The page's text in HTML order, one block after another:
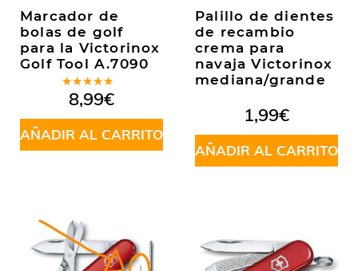
Marcador de
bolas de golf
para la Victorinox
Golf Tool A.7090
Valorado
en5.00de
5
8,99€
AÑADIR AL CARRITO
Palillo de dientes
de recambio
crema para
navaja Victorinox
mediana/grande
1,99€
AÑADIR AL CARRITO